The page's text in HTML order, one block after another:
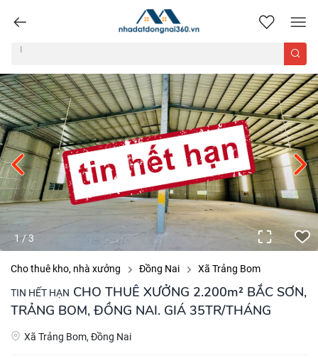
nhadatdongnai360.vn
1/3
Cho thuê kho, nhà xưởng Đồng Nai Xã Trảng Bom
TIN HẾT HẠN CHO THUÊ XƯỞNG 2.200m² BẮC SƠN,
TRẢNG BOM, ĐỒNG NAI. GIÁ 35TR/THÁNG
Xã Trảng Bom, Đồng Nai